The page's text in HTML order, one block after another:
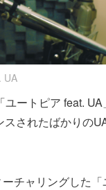
UA
ートピア feat.
されたばかりの
チャリングした「